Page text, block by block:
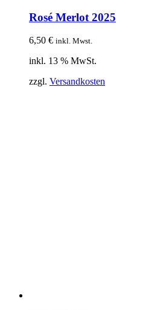
Rosé Merlot 2025
6,50 € inkl. Mwst.
inkl. 13 % MwSt.
zzgl. Versandkosten